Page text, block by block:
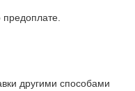
предоплате.
другими способами